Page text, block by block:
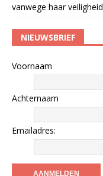
vanwege haar veiligheid
NIEUWSBRIEF
Voornaam
Achternaam
Emailadres: